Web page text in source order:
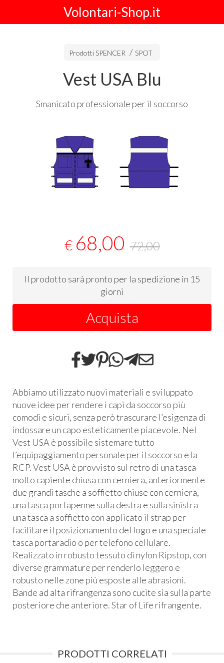
Volontari-Shop.it
Prodotti SPENCER SPOT
Vest USA Blu
Smanicato professionale per il soccorso
€ 68,00 72,00
Il prodotto sarà pronto per la spedizione in 15
giorni
Acquista
Abbiamo utilizzato nuovi materiali e sviluppato
nuove idee per rendere i capi da soccorso più
comodi e sicuri, senza però trascurare l’esigenza di
indossare un capo esteticamente piacevole. Nel
Vest USA è possibile sistemare tutto
l’equipaggiamento personale per il soccorso e la
RCP. Vest USA è provvisto sul retro di una tasca
molto capiente chiusa con cerniera, anteriormente
due grandi tasche a soffietto chiuse con cerniera,
una tasca portapenne sulla destra e sulla sinistra
una tasca a soffietto con applicato il strap per
facilitare il posizionamento del logo e una speciale
tasca portaradio o per telefono cellulare.
Realizzato in robusto tessuto di nylon Ripstop, con
diverse grammature per renderlo leggero e
robusto nelle zone più esposte alle abrasioni.
Bande ad alta rifrangenza sono cucite sia sulla parte
posteriore che anteriore. Star of Life rifrangente.
PRODOTTI CORRELATI